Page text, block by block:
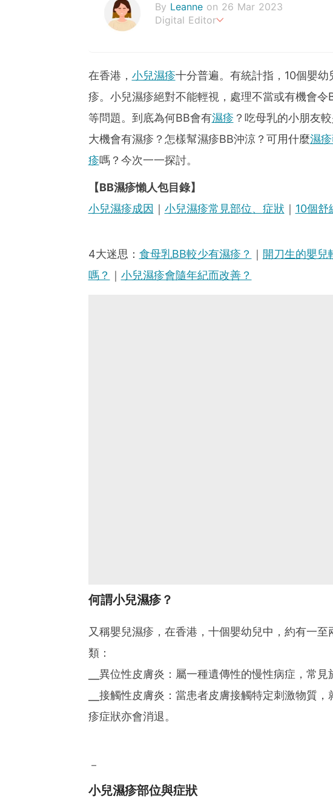
By Leanne on 26 Mar 2023
Digital Editor
在香港， 小兒濕疹十分普遍。有統計指，10個嬰
疹。小兒濕疹絕對不能輕視，處理不當或有機會
等問題。到底為何BB會有濕疹 ？吃母乳的小朋友
大機會有濕疹？怎樣幫濕疹BB沖涼？可用什麼濕
疹嗎？今次一一探討。
【BB濕疹懶人包目錄】
小兒濕疹成因 ｜ 小兒濕疹常見部位、症狀 ｜ 10個舒
4大迷思： 食母乳BB較少有濕疹？ ｜ 開刀生的嬰兒
嗎？
｜ 小兒濕疹會隨年紀而改善？
何謂小兒濕疹？
又稱嬰兒濕疹，在香港，十個嬰幼兒中，約有一
類：
╴異位性皮膚炎：屬一種遺傳性的慢性病症，常見
╴接觸性皮膚炎：當患者皮膚接觸特定刺激物質
疹症狀亦會消退。
－
小兒濕疹部位與症狀